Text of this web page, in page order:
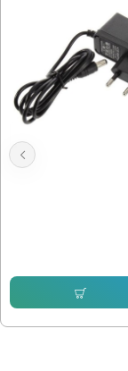
Адаптер 12V / 1A